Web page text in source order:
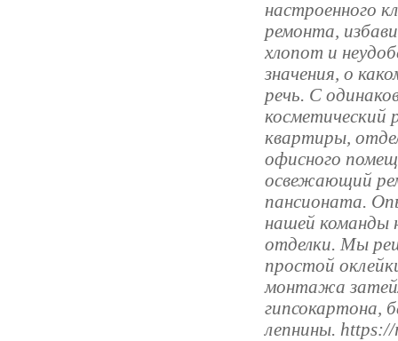
настроенного
ремонта,
хлопот и
значения, о
речь. С
косметический
квартиры,
офисного
освежающий
пансионата.
нашей команды
отделки. Мы
простой
монтажа
гипсокартона,
лепнины.